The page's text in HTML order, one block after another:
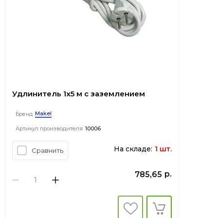
Удлинитель 1х5 м с заземлением
Бренд Makel
Артикул производителя 10006
Сравнить На складе: 1 шт.
785,65 р.